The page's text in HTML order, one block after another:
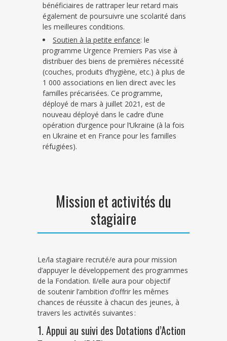
bénéficiaires de rattraper leur retard mais
également de poursuivre une scolarité dans
les meilleures conditions.
Soutien à la petite enfance: le
programme Urgence Premiers Pas vise à
distribuer des biens de premières nécessité
(couches, produits d’hygiène, etc.) à plus de
1 000 associations en lien direct avec les
familles précarisées. Ce programme,
déployé de mars à juillet 2021, est de
nouveau déployé dans le cadre d’une
opération d’urgence pour l’Ukraine (à la fois
en Ukraine et en France pour les familles
réfugiées).
Mission et activités du
stagiaire
Le/la stagiaire recruté/e aura pour mission
d’appuyer le développement des programmes
de la Fondation. Il/elle aura pour objectif
de soutenir l’ambition d’offrir les mêmes
chances de réussite à chacun des jeunes, à
travers les activités suivantes :
1. Appui au suivi des Dotations d’Action